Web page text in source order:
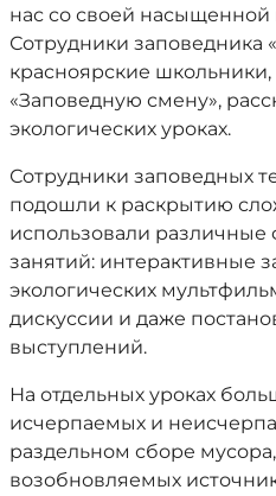
нас со своей
Сотрудники заповедника
красноярские
«Заповедную смену»,
экологических уроках.
Сотрудники заповедных
подошли к раскрытию
использовали
занятий: интерактивные
экологических
дискуссии и даже
выступлений.
На отдельных уроках
исчерпаемых и
раздельном сборе
возобновляемых